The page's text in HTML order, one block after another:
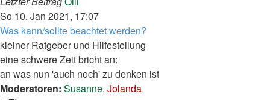
Beitrag
So 10. Jan 2021, 17:07
Was kann/sollte beachtet werden?
kleiner Ratgeber und Hilfestellung
eine schwere Zeit bricht an:
an was nun 'auch noch' zu denken ist
Moderatoren: Susanne, Jolanda